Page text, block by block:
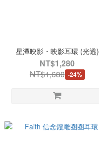
星潭映影・映影耳環 (光透)
NT$1,280
NT$1,680 -24%